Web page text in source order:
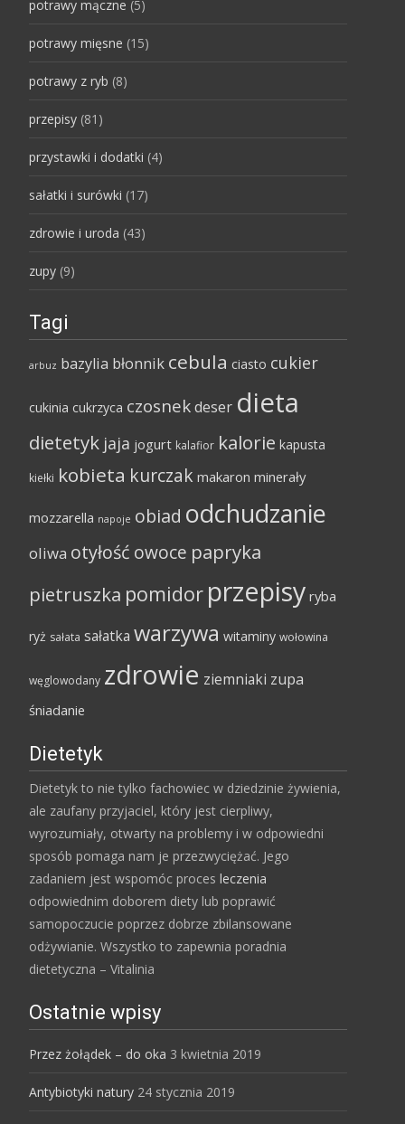
potrawy mączne (5)
potrawy mięsne (15)
potrawy z ryb (8)
przepisy (81)
przystawki i dodatki (4)
sałatki i surówki (17)
zdrowie i uroda (43)
zupy (9)
Tagi
arbuz bazylia błonnik cebula ciasto cukier
cukinia cukrzyca czosnekdeser dieta
dietetyk jaja jogurt kalafior kalorie kapusta
kiełki kobieta kurczak makaron minerały
mozzarella napoje obiad odchudzanie
oliwa otyłość owoce papryka
pietruszka pomidor przepisy ryba
ryż sałata sałatka warzywa witaminy wołowina
węglowodany zdrowie ziemniaki zupa
śniadanie
Dietetyk
Dietetyk to nie tylko fachowiec w dziedzinie żywienia,
ale zaufany przyjaciel, który jest cierpliwy,
wyrozumiały, otwarty na problemy i w odpowiedni
sposób pomaga nam je przezwyciężać. Jego
zadaniem jest wspomóc proces leczenia
odpowiednim doborem diety lub poprawić
samopoczucie poprzez dobrze zbilansowane
odżywianie. Wszystko to zapewnia poradnia
dietetyczna – Vitalinia
Ostatnie wpisy
Przez żołądek – do oka 3 kwietnia 2019
Antybiotyki natury 24 stycznia 2019